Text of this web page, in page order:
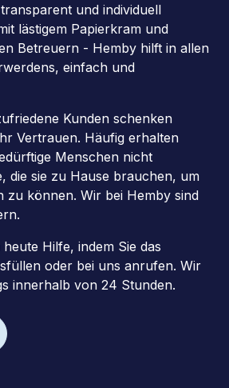
und individuell
lästigem Papierkram und
Betreuern - Hemby hilft in allen
einfach und
Kunden schenken
Vertrauen. Häufig erhalten
Menschen nicht
die sie zu Hause brauchen, um
zu können. Wir bei Hemby sind
Hilfe, indem Sie das
oder bei uns anrufen. Wir
innerhalb von 24 Stunden.